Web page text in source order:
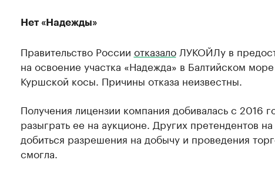
Нет «Надежды»
Правительство России отказалоЛУКОЙЛу в
на освоение участка «Надежда» в Балтийском
Куршской косы. Причины отказа неизвестны.
Получения лицензии компания добивалась с 2016
разыграть ее на аукционе. Других претендентов
добиться разрешения на добычу и проведения
смогла.